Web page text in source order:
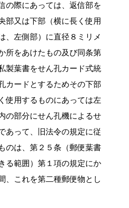
の際にあっては、返信部を
部又は下部（横に長く使用
、左側部）に直径８ミリメ
所をあけたもの及び同条第
製葉書をせん孔カード式統
カードとするためその下部
使用するものにあっては左
の部分にせん孔機によるせ
あって、旧法令の規定に従
のは、第２５条（郵便葉書
る範囲）第１項の規定にか
、これを第二種郵便物とし